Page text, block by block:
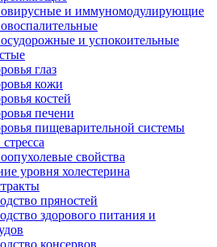
и иммуномодулирующие
и успокоительные
глаз
кожи
костей
печени
пищеварительной системы
свойства
уровня холестерина
пряностей
здорового питания и
консервов